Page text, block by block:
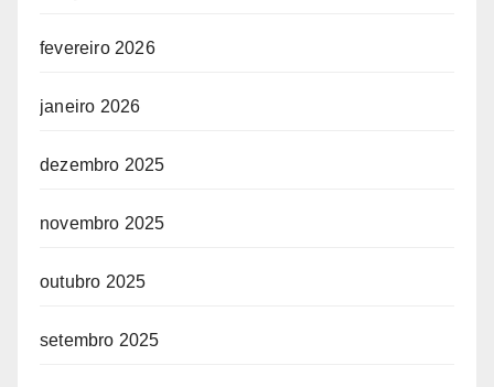
fevereiro 2026
janeiro 2026
dezembro 2025
novembro 2025
outubro 2025
setembro 2025